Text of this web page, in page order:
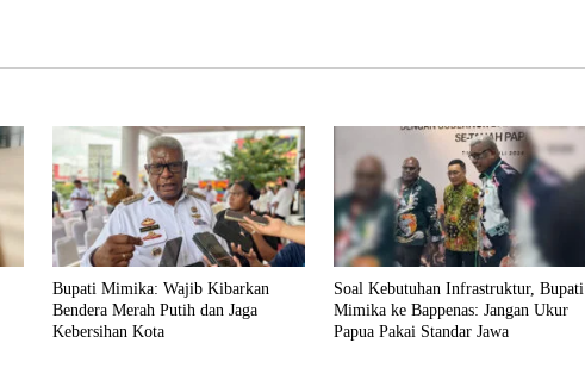
Bupati Mimika: Wajib Kibarkan
Bendera Merah Putih dan Jaga
Kebersihan Kota
Soal Kebutuhan Infrastruktur, Bupati
Mimika ke Bappenas: Jangan Ukur
Papua Pakai Standar Jawa